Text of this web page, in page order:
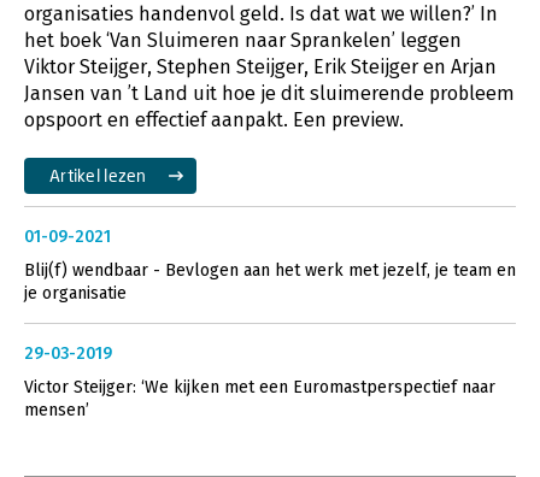
organisaties handenvol geld. Is dat wat we willen?’ In
het boek ‘Van Sluimeren naar Sprankelen’ leggen
Viktor Steijger, Stephen Steijger, Erik Steijger en Arjan
Jansen van ’t Land uit hoe je dit sluimerende probleem
opspoort en effectief aanpakt. Een preview.
Artikel lezen
01-09-2021
Blij(f) wendbaar - Bevlogen aan het werk met jezelf, je team en
je organisatie
29-03-2019
Victor Steijger: ‘We kijken met een Euromastperspectief naar
mensen’